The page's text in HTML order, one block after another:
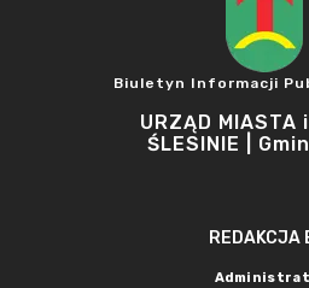
Biuletyn Informacji
URZĄD MIASTA
ŚLESINIE |
REDAKCJA